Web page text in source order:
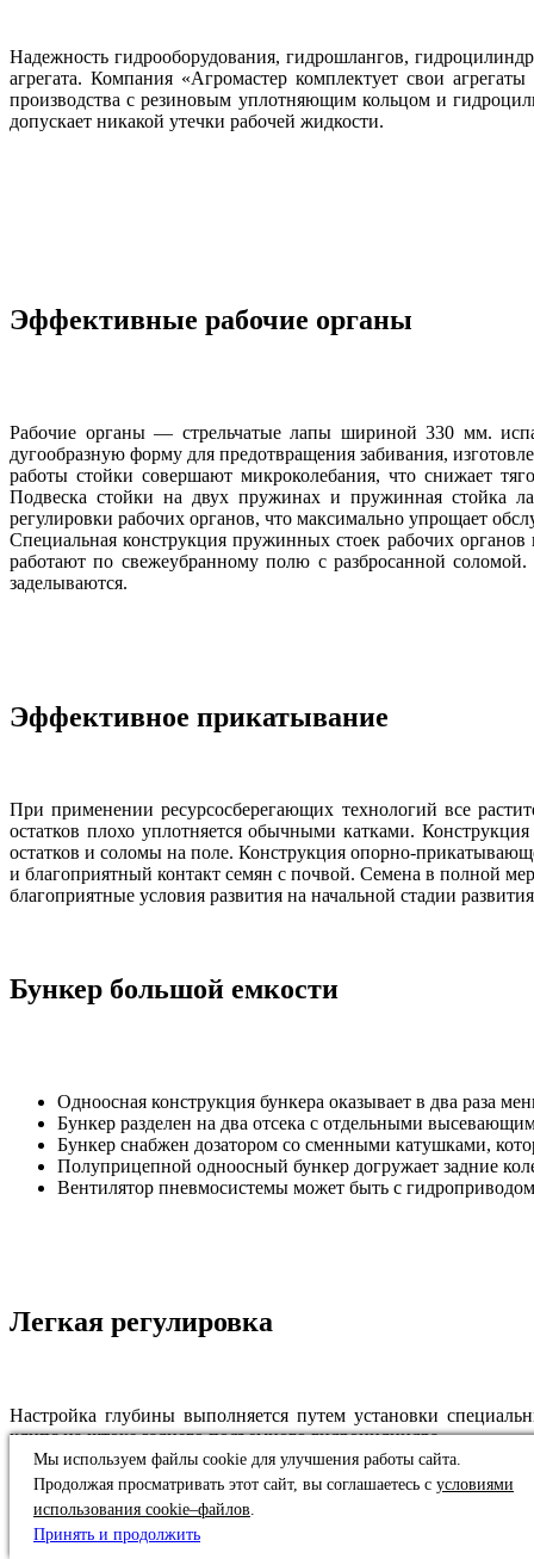
Надежность гидрооборудования, гидрошлангов,
агрегата. Компания «Агромастер комплектует свои
производства с резиновым уплотняющим кольцом и
допускает никакой утечки рабочей жидкости.
Эффективные рабочие органы
Рабочие органы — стрельчатые лапы шириной 330 мм.
дугообразную форму для предотвращения забивания,
работы стойки совершают микроколебания, что снижает
Подвеска стойки на двух пружинах и пружинная стойка
регулировки рабочих органов, что максимально упрощает
Специальная конструкция пружинных стоек рабочих
работают по свежеубранному полю с разбросанной
заделываются.
Эффективное прикатывание
При применении ресурсосберегающих технологий все
остатков плохо уплотняется обычными катками.
остатков и соломы на поле. Конструкция опорно-
и благоприятный контакт семян с почвой. Семена в полной
благоприятные условия развития на начальной стадии
Бункер большой емкости
Одноосная конструкция бункера оказывает в два раза
Бункер разделен на два отсека с отдельными
Бункер снабжен дозатором со сменными катушками,
Полуприцепной одноосный бункер догружает задние
Вентилятор пневмосистемы может быть с
Легкая регулировка
Настройка глубины выполняется путем установки
клипс на штоке заднего подъемного гидроцилиндра.
Собственный шнек-загрузчик
Мы используем файлы cookie для улучшения работы сайта.
Продолжая просматривать этот сайт, вы соглашаетесь с условиями
использования cookie–файлов.
Принять и продолжить